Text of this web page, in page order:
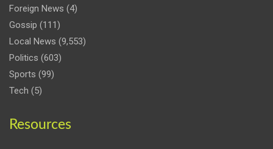
Foreign News (4)
Gossip (111)
Local News (9,553)
Politics (603)
Sports (99)
Tech (5)
Resources